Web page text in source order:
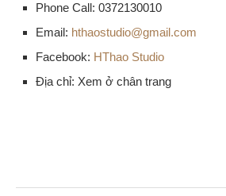
Phone Call: 0372130010
Email: hthaostudio@gmail.com
Facebook: HThao Studio
Địa chỉ: Xem ở chân trang